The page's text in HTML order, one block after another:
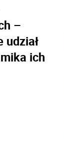
–
udział
ich